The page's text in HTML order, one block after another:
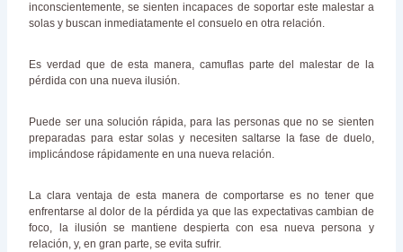
inconscientemente, se sienten incapaces de soportar este malestar a
solas y buscan inmediatamente el consuelo en otra relación.
Es verdad que de esta manera, camuflas parte del malestar de la
pérdida con una nueva ilusión.
Puede ser una solución rápida, para las personas que no se sienten
preparadas para estar solas y necesiten saltarse la fase de duelo,
implicándose rápidamente en una nueva relación.
La clara ventaja de esta manera de comportarse es no tener que
enfrentarse al dolor de la pérdida ya que las expectativas cambian de
foco, la ilusión se mantiene despierta con esa nueva persona y
relación, y, en gran parte, se evita sufrir.